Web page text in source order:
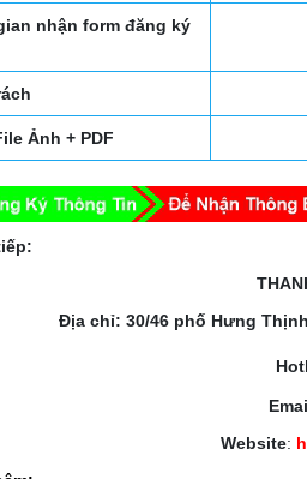
nhận form đăng ký
Ảnh + PDF
Địa chỉ: 30/46 phố Hưng
Website: